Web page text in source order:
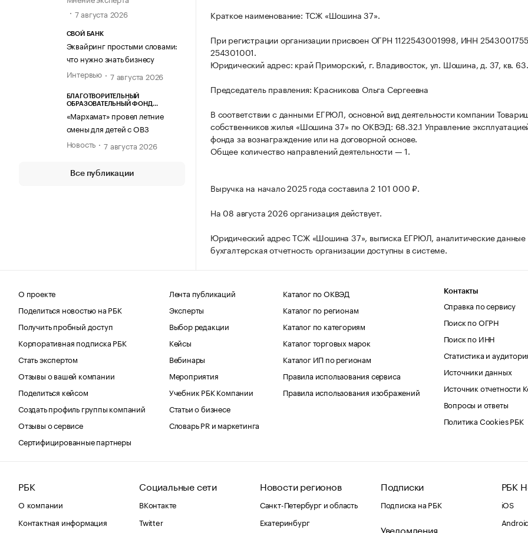
7 августа 2026
СВОЙ БАНК
Эквайринг простыми словами:
что нужно знать бизнесу
Интервью
7 августа 2026
БЛАГОТВОРИТЕЛЬНЫЙ
ОБРАЗОВАТЕЛЬНЫЙ ФОНД
«Мархамат» провел летние
смены для детей с ОВЗ
Новость
7 августа 2026
Все публикации
Краткое наименование: ТСЖ «Шошина 37».
При регистрации организации присвоен ОГРН 1122543001998, ИНН
254301001.
Юридический адрес: край Приморский, г. Владивосток, ул. Шошина, д. 37, кв. 63.
Председатель правления: Красникова Ольга Сергеевна
В соответствии с данными ЕГРЮЛ, основной вид деятельности компании
собственников жилья «Шошина 37» по ОКВЭД: 68.32.1 Управление
фонда за вознаграждение или на договорной основе.
Общее количество направлений деятельности — 1.
Выручка на начало 2025 года составила 2 101 000 ₽.
На 08 августа 2026 организация действует.
Юридический адрес ТСЖ «Шошина 37», выписка ЕГРЮЛ, аналитические данные
бухгалтерская отчетность организации доступны в системе.
О проекте
Поделиться новостью на РБК
Получить пробный доступ
Корпоративная подписка РБК
Стать экспертом
Отзывы о вашей компании
Поделиться кейсом
Создать профиль группы компаний
Отзывы о сервисе
Сертифицированные партнеры
Лента публикаций
Эксперты
Выбор редакции
Кейсы
Вебинары
Мероприятия
Учебник РБК Компании
Статьи о бизнесе
Словарь PR и маркетинга
Каталог по ОКВЭД
Каталог по регионам
Каталог по категориям
Каталог торговых марок
Каталог ИП по регионам
Правила использования сервиса
Правила использования изображений
Контакты
Справка по сервису
Поиск по ОГРН
Поиск по ИНН
Статистика и
Источники данных
Источник отчетности
Вопросы и ответы
Политика Cookies РБК
РБК
О компании
Контактная информация
Социальные сети
ВКонтакте
Twitter
Новости регионов
Санкт-Петербург и область
Екатеринбург
Подписки
Подписка на РБК
Уведомления
РБК
iOS